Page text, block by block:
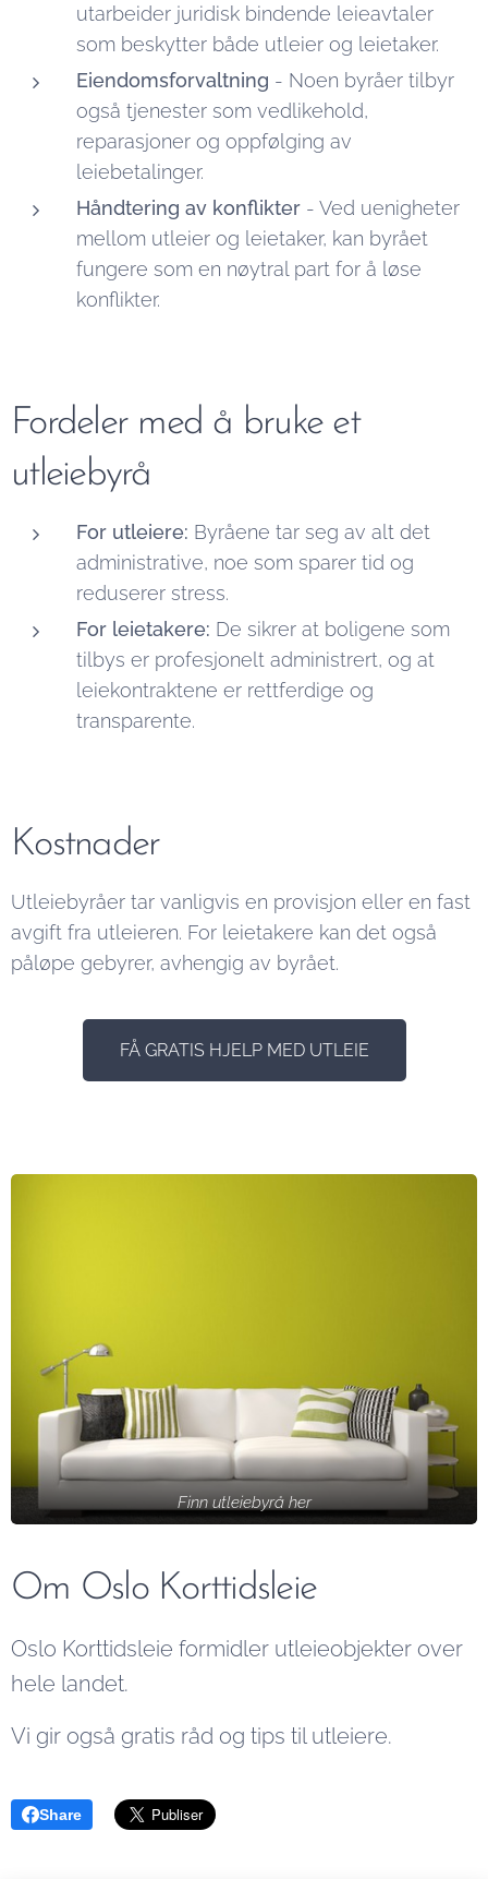
utarbeider juridisk bindende leieavtaler
som beskytter både utleier og leietaker.
Eiendomsforvaltning - Noen byråer tilbyr
også tjenester som vedlikehold,
reparasjoner og oppfølging av
leiebetalinger.
Håndtering av konflikter - Ved uenigheter
mellom utleier og leietaker, kan byrået
fungere som en nøytral part for å løse
konflikter.
Fordeler med å bruke et
utleiebyrå
For utleiere: Byråene tar seg av alt det
administrative, noe som sparer tid og
reduserer stress.
For leietakere: De sikrer at boligene som
tilbys er profesjonelt administrert, og at
leiekontraktene er rettferdige og
transparente.
Kostnader
Utleiebyråer tar vanligvis en provisjon eller en fast
avgift fra utleieren. For leietakere kan det også
påløpe gebyrer, avhengig av byrået.
FÅ GRATIS HJELP MED UTLEIE
Finn utleiebyrå her
Om Oslo Korttidsleie
Oslo Korttidsleie formidler utleieobjekter over
hele landet.
Vi gir også gratis råd og tips til utleiere.
Share